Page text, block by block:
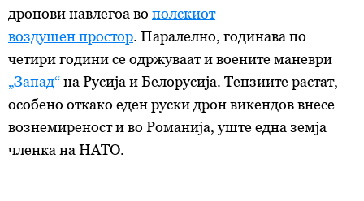
дронови навлегоа во полскиот
воздушен простор. Паралелно, годинава по
четири години се одржуваат и воените маневри
„Запад“на Русија и Белорусија. Тензиите растат,
особено откако еден руски дрон викендов внесе
вознемиреност и во Романија, уште една земја
членка на НАТО.